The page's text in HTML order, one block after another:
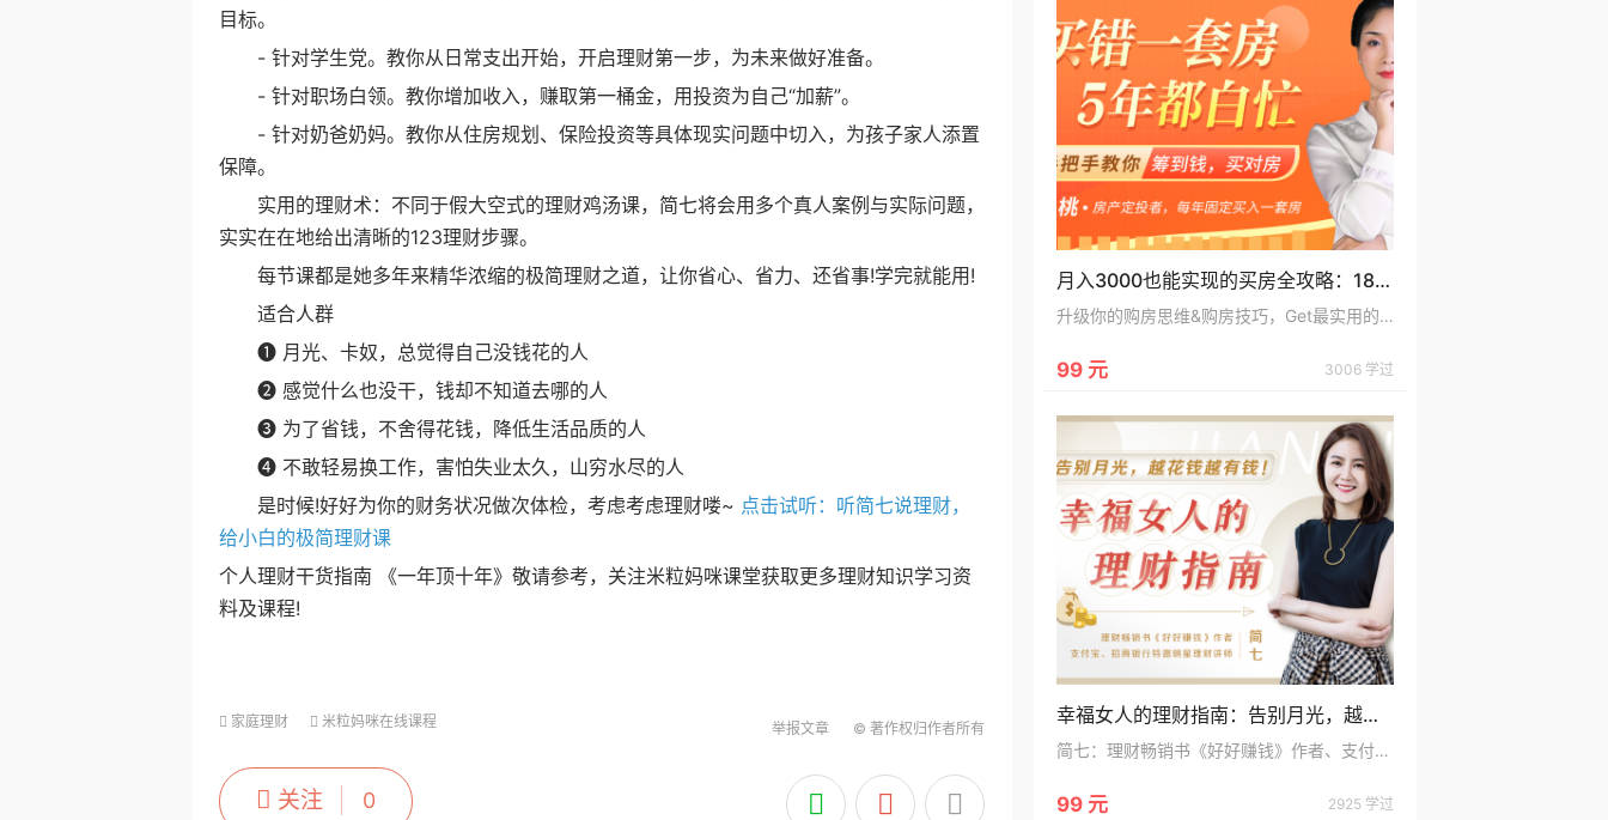
目标。
- 针对学生党。教你从日常支出开始，开启理财第一步，为未来做好准备。
- 针对职场白领。教你增加收入，赚取第一桶金，用投资为自己“加薪”。
- 针对奶爸奶妈。教你从住房规划、保险投资等具体现实问题中切入，为孩子家人添置
保障。
实用的理财术：不同于假大空式的理财鸡汤课，简七将会用多个真人案例与实际问题，
实实在在地给出清晰的123理财步骤。
每节课都是她多年来精华浓缩的极简理财之道，让你省心、省力、还省事!学完就能用!
适合人群
❶ 月光、卡奴，总觉得自己没钱花的人
❷ 感觉什么也没干，钱却不知道去哪的人
❸ 为了省钱，不舍得花钱，降低生活品质的人
❹ 不敢轻易换工作，害怕失业太久，山穷水尽的人
是时候!好好为你的财务状况做次体检，考虑考虑理财喽~ 点击试听：听简七说理财，
给小白的极简理财课
个人理财干货指南 《一年顶十年》敬请参考，关注米粒妈咪课堂获取更多理财知识学习资
料及课程!
家庭理财 米粒妈咪在线课程 © 著作权归作者所有
举报文章
关注 0
月入3000也能实现的买房全攻略：18堂课手把手教你轻松筹到钱，买对人生第一套房
升级你的购房思维&购房技巧，Get最实用的房产投资策略，一套普通人也适用的买房攻略，从0-1房产投资践行者，每年固定买入一套房，在桃桃老师的指导下，上万名学员都实现了财富自由。
99 元 3006 学过
幸福女人的理财指南：告别月光，越花钱越有钱！
简七：理财畅销书《好好赚钱》作者、支付宝、招商银行特邀明星理财讲师
99 元 2925 学过